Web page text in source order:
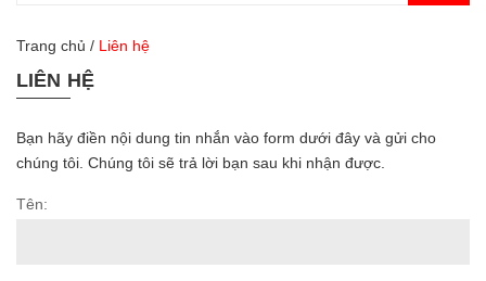
Trang chủ / Liên hệ
LIÊN HỆ
Bạn hãy điền nội dung tin nhắn vào form dưới đây và gửi cho
chúng tôi. Chúng tôi sẽ trả lời bạn sau khi nhận được.
Tên: